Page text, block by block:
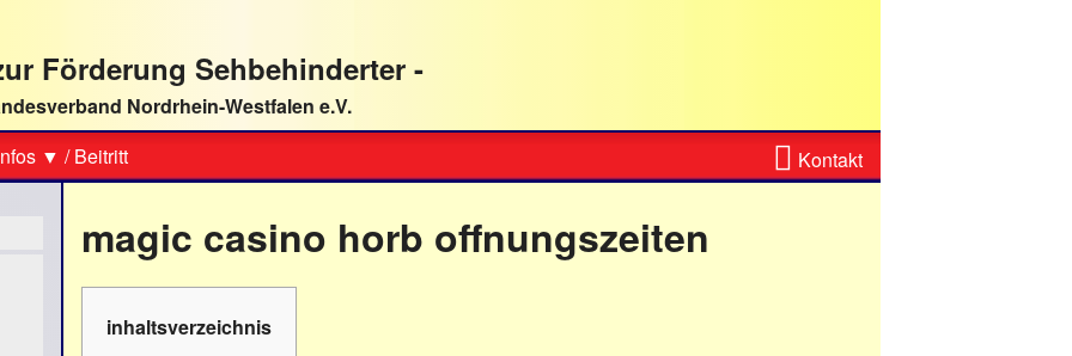
Förderung Sehbehinderter -
Nordrhein-Westfalen e.V.
▼ /Beitritt
Kontaktformular
Kontakt
magic casino horb offnungszeiten
inhaltsverzeichnis